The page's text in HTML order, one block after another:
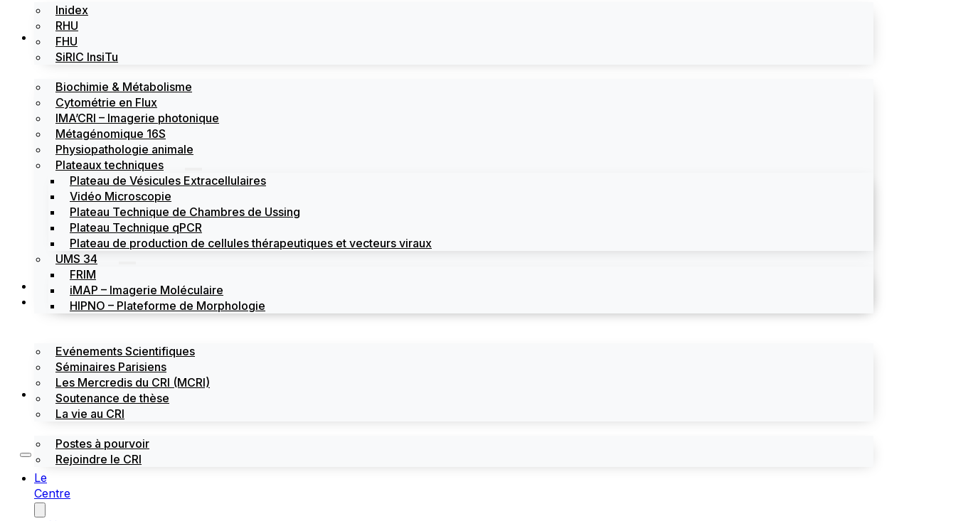
Inidex
RHU
FHU
SiRIC InsiTu
Les plateformes
Biochimie & Métabolisme
Cytométrie en Flux
IMA’CRI – Imagerie photonique
Métagénomique 16S
Physiopathologie animale
Plateaux techniques
Plateau de Vésicules Extracellulaires
Vidéo Microscopie
Plateau Technique de Chambres de Ussing
Plateau Technique qPCR
Plateau de production de cellules thérapeutiques et vecteurs viraux
UMS 34
FRIM
iMAP – Imagerie Moléculaire
HIPNO – Plateforme de Morphologie
Actualités
Évènements
Evénements Scientifiques
Séminaires Parisiens
Les Mercredis du CRI (MCRI)
Soutenance de thèse
La vie au CRI
Emploi / stages
Postes à pourvoir
Rejoindre le CRI
Le
Centre